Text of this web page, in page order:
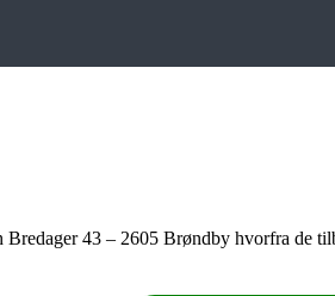
43 – 2605 Brøndby hvorfra de